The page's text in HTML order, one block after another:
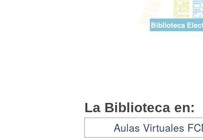
Biblioteca
La Biblioteca en:
Aulas Virtuales